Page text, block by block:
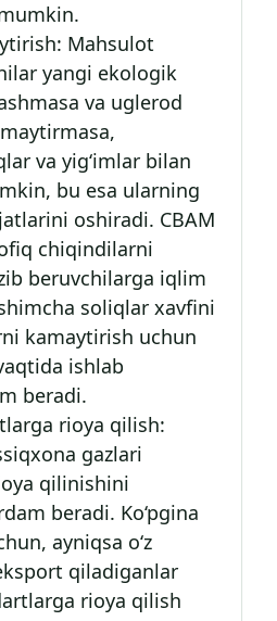
Mahsulot
yangi ekologik
va uglerod
va yig‘imlar bilan
bu esa ularning
oshiradi. CBAM
chiqindilarni
beruvchilarga iqlim
soliqlar xavfini
kamaytirish uchun
ishlab
beradi.
rioya qilish:
gazlari
qilinishini
beradi. Ko‘pgina
ayniqsa o‘z
qiladiganlar
rioya qilish